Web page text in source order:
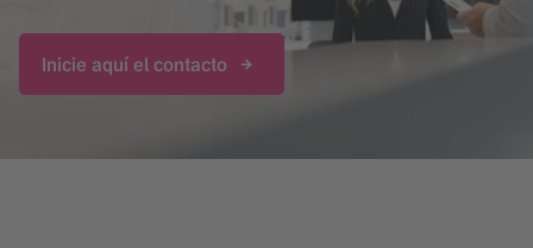
Inicie aquí el contacto